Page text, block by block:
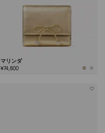
マリンダ
¥74,800